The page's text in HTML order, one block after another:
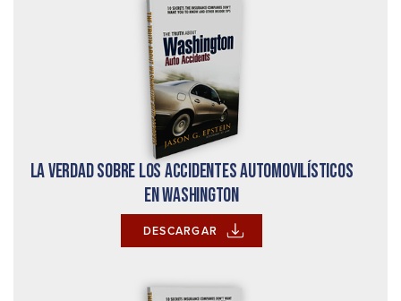
La verdad sobre los accidentes automovilísticos
en Washington
DESCARGAR